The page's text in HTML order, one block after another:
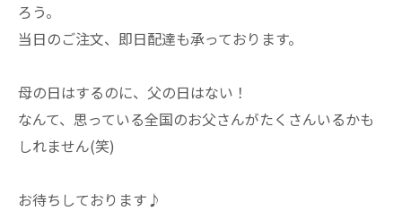
ろう。
当日のご注文、即日配達も承っております。
母の日はするのに、父の日はない！
なんて、思っている全国のお父さんがたくさんいるかも
しれません(笑)
お待ちしております♪